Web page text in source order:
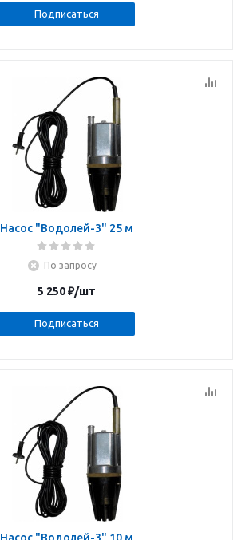
Подписаться
Насос "Водолей-3" 25 м
По запросу
5 250₽/шт
Подписаться